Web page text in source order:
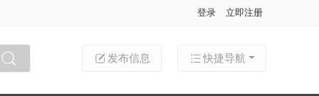
登录 立即注册
快捷导航
发布信息